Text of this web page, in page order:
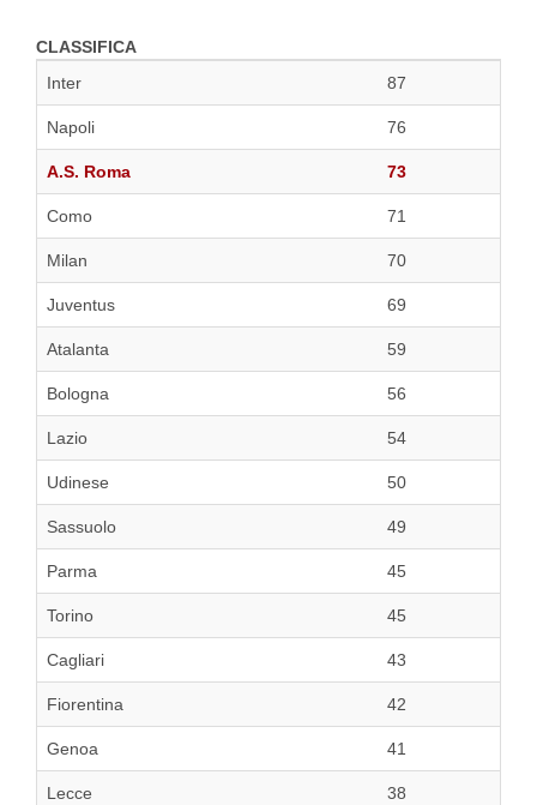
CLASSIFICA
Inter
87
Napoli 76
A.S. Roma 73
Como 71
Milan 70
Juventus 69
Atalanta 59
Bologna 56
Lazio 54
Udinese 50
Sassuolo 49
Parma 45
Torino 45
Cagliari 43
Fiorentina 42
Genoa 41
Lecce 38